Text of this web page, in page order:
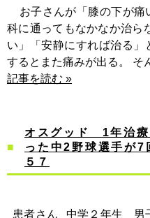
お子さんが「膝の下が痛
科に通ってもなかなか治
い」「安静にすれば治る」
するとまた痛みが出る。 そ
記事を読む »
オスグッド 1年治療
った中2野球選手が7
５７
患者さん 中学２年生 男